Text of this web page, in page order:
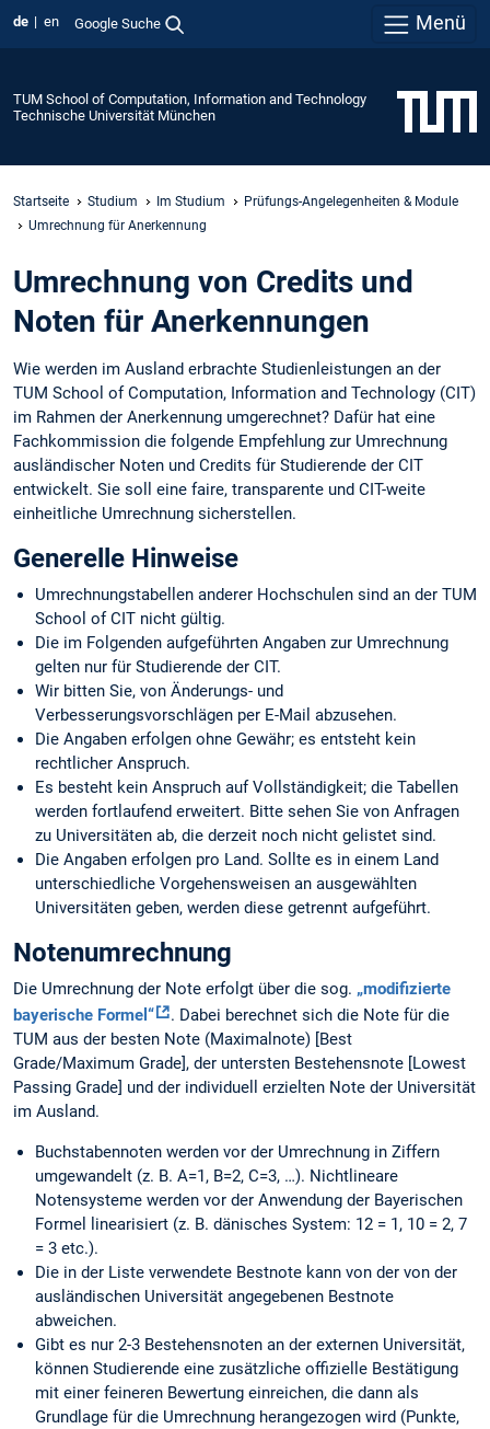
de en Google Suche Menü
TUM School of Computation, Information and Technology
Technische Universität München
Startseite Studium Im Studium
Prüfungs-Angelegenheiten & Module
Umrechnung für Anerkennung
Umrechnung von Credits und
Noten für Anerkennungen
Wie werden im Ausland erbrachte Studienleistungen an der
TUM School of Computation, Information and Technology (CIT)
im Rahmen der Anerkennung umgerechnet? Dafür hat eine
Fachkommission die folgende Empfehlung zur Umrechnung
ausländischer Noten und Credits für Studierende der CIT
entwickelt. Sie soll eine faire, transparente und CIT-weite
einheitliche Umrechnung sicherstellen.
Generelle Hinweise
Umrechnungstabellen anderer Hochschulen sind an der TUM
School of CIT nicht gültig.
Die im Folgenden aufgeführten Angaben zur Umrechnung
gelten nur für Studierende der CIT.
Wir bitten Sie, von Änderungs- und
Verbesserungsvorschlägen per E-Mail abzusehen.
Die Angaben erfolgen ohne Gewähr; es entsteht kein
rechtlicher Anspruch.
Es besteht kein Anspruch auf Vollständigkeit; die Tabellen
werden fortlaufend erweitert. Bitte sehen Sie von Anfragen
zu Universitäten ab, die derzeit noch nicht gelistet sind.
Die Angaben erfolgen pro Land. Sollte es in einem Land
unterschiedliche Vorgehensweisen an ausgewählten
Universitäten geben, werden diese getrennt aufgeführt.
Notenumrechnung
Die Umrechnung der Note erfolgt über die sog. „modifizierte
bayerische Formel“
. Dabei berechnet sich die Note für die
TUM aus der besten Note (Maximalnote) [Best
Grade/Maximum Grade], der untersten Bestehensnote [Lowest
Passing Grade] und der individuell erzielten Note der Universität
im Ausland.
Buchstabennoten werden vor der Umrechnung in Ziffern
umgewandelt (z. B. A=1, B=2, C=3, …). Nichtlineare
Notensysteme werden vor der Anwendung der Bayerischen
Formel linearisiert (z. B. dänisches System: 12 = 1, 10 = 2, 7
= 3 etc.).
Die in der Liste verwendete Bestnote kann von der von der
ausländischen Universität angegebenen Bestnote
abweichen.
Gibt es nur 2-3 Bestehensnoten an der externen Universität,
können Studierende eine zusätzliche offizielle Bestätigung
mit einer feineren Bewertung einreichen, die dann als
Grundlage für die Umrechnung herangezogen wird (Punkte,